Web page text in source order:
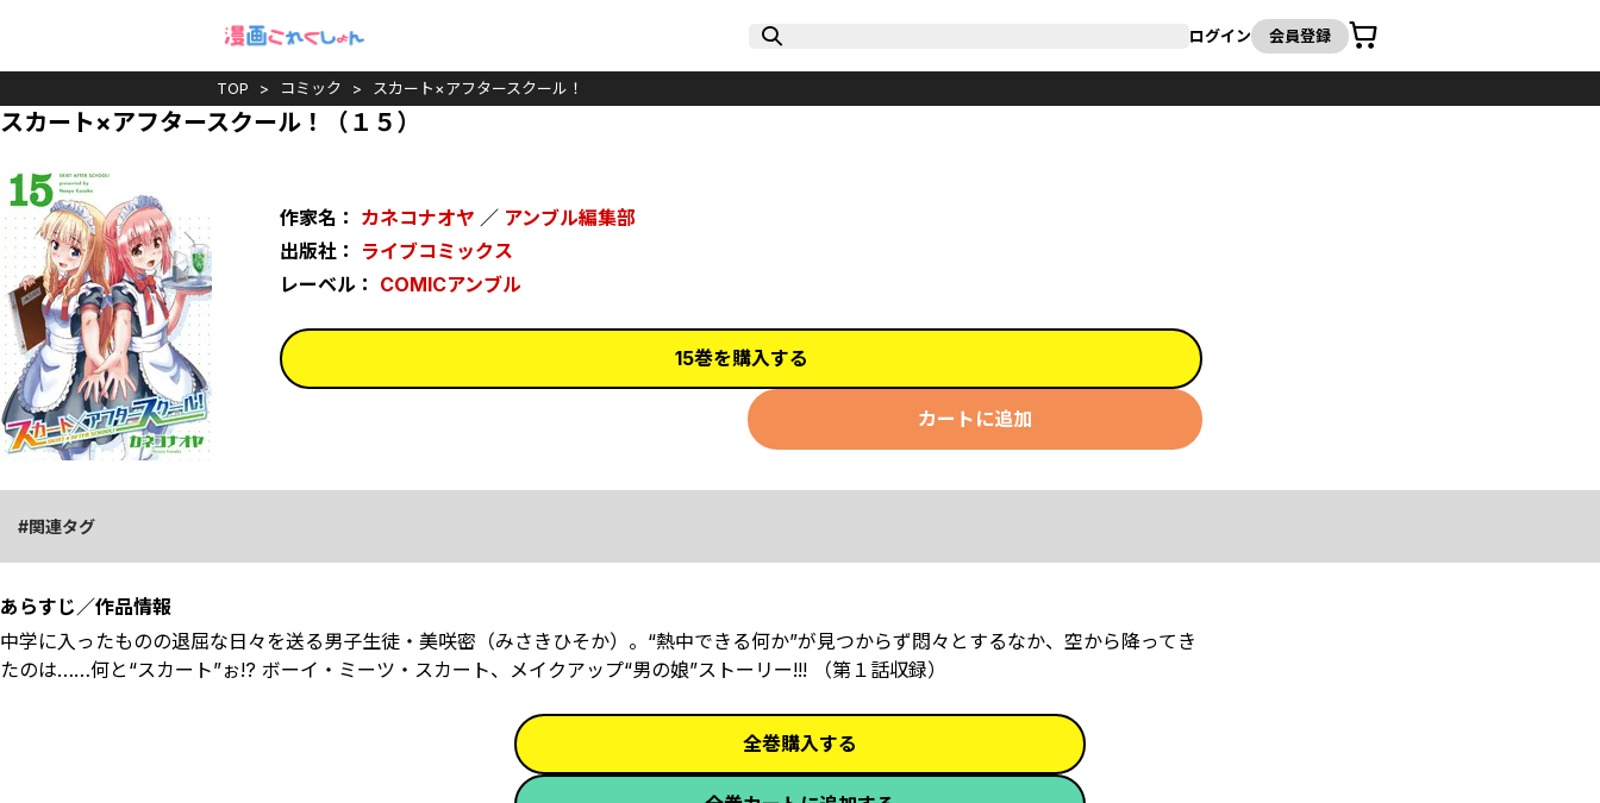
ログイン 会員登録
カート
TOP コミック スカート×アフタースクール！
スカート×アフタースクール！（１５）
作家名： カネコナオヤ ／ アンブル編集部
出版社： ライブコミックス
レーベル： COMICアンブル
15巻を購入する
カートに追加
関連タグ
あらすじ／作品情報
中学に入ったものの退屈な日々を送る男子生徒・美咲密（みさきひそか）。“熱中できる何か”が見つからず悶々とするなか、空から降ってき
たのは……何と“スカート”ぉ!? ボーイ・ミーツ・スカート、メイクアップ“男の娘”ストーリー!!! （第１話収録）
全巻購入する